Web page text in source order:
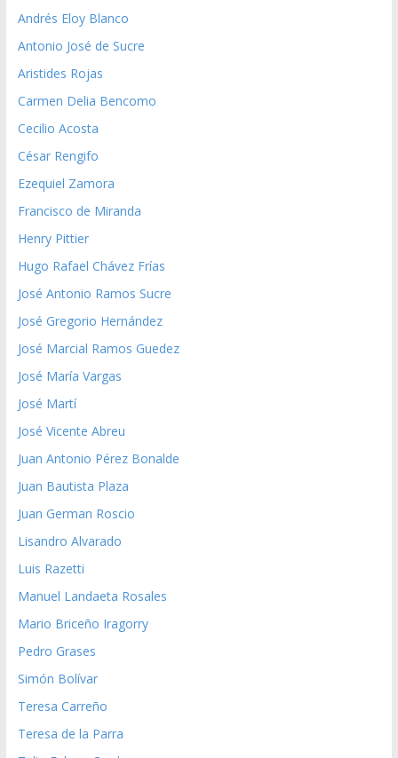
Andrés Eloy Blanco
Antonio José de Sucre
Aristides Rojas
Carmen Delia Bencomo
Cecilio Acosta
César Rengifo
Ezequiel Zamora
Francisco de Miranda
Henry Pittier
Hugo Rafael Chávez Frías
José Antonio Ramos Sucre
José Gregorio Hernández
José Marcial Ramos Guedez
José María Vargas
José Martí
José Vicente Abreu
Juan Antonio Pérez Bonalde
Juan Bautista Plaza
Juan German Roscio
Lisandro Alvarado
Luis Razetti
Manuel Landaeta Rosales
Mario Briceño Iragorry
Pedro Grases
Simón Bolívar
Teresa Carreño
Teresa de la Parra